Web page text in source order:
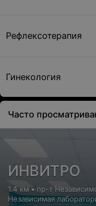
Рефлексотерапия
Гинекология
Часто
ИНВИТРО
1.4 км • пр-т
Независимая